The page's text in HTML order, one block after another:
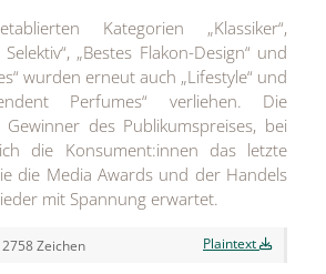
Juwelier
Kategorien „Klassiker“,
Selektiv“, „Bestes Flakon-Design“ und
wurden erneut auch „Lifestyle“ und
Perfumes“ verliehen. Die
des Publikumspreises, bei
die Konsument:innen das letzte
die Media Awards und der Handels
mit Spannung erwartet.
2758 Zeichen Plaintext